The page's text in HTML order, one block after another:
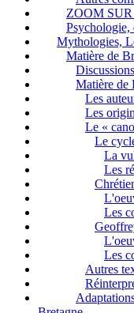
ZOOM SUR
Psychologie,
Mythologies,
Matière de
Matière de
Les
Les
Le «
Le
La
Les
Les
Les
Autres